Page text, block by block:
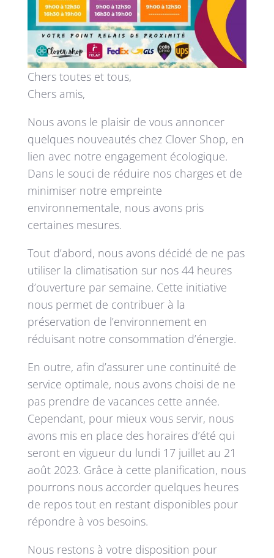
Chers toutes et tous,
Chers amis,
Nous avons le plaisir de vous annoncer
quelques nouveautés chez Clover Shop, en
lien avec notre engagement écologique.
Dans le souci de réduire nos charges et de
minimiser notre empreinte
environnementale, nous avons pris
certaines mesures.
Tout d’abord, nous avons décidé de ne pas
utiliser la climatisation sur nos 44 heures
d’ouverture par semaine. Cette initiative
nous permet de contribuer à la
préservation de l’environnement en
réduisant notre consommation d’énergie.
En outre, afin d’assurer une continuité de
service optimale, nous avons choisi de ne
pas prendre de vacances cette année.
Cependant, pour mieux vous servir, nous
avons mis en place des horaires d’été qui
seront en vigueur du lundi 17 juillet au 21
août 2023. Grâce à cette planification, nous
pourrons nous accorder quelques heures
de repos tout en restant disponibles pour
répondre à vos besoins.
Nous restons à votre disposition pour